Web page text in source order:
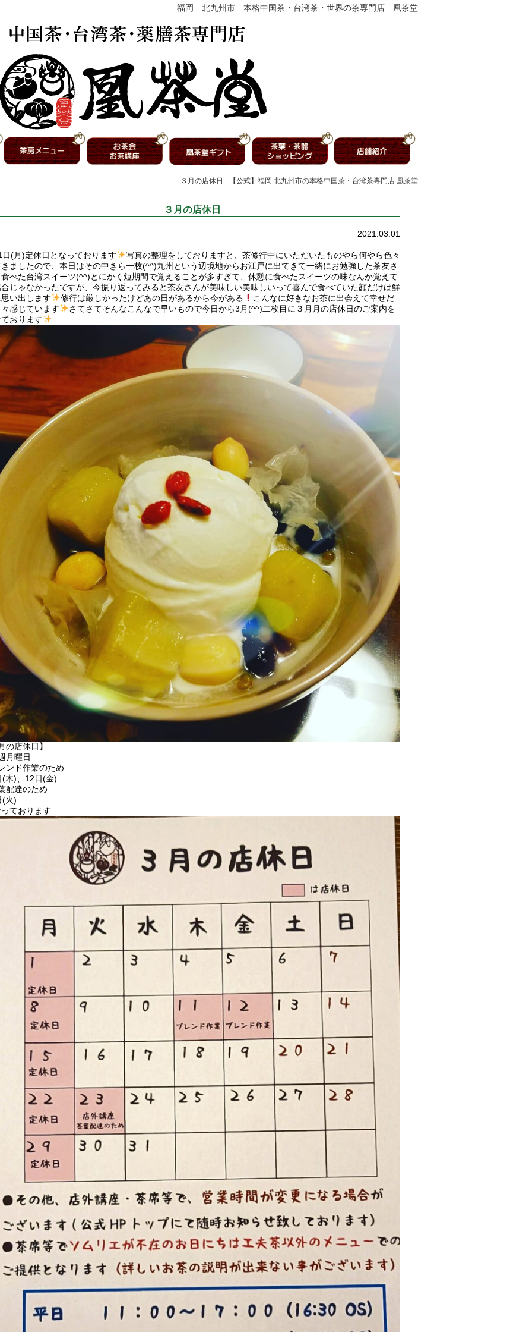
福岡 北九州市 本格中国茶・台湾茶・世界の茶専門店 凰茶堂
３月の店休日 - 【公式】福岡 北九州市の本格中国茶・台湾茶専門店 凰茶堂
３月の店休日
2021.03.01
日(月)定休日となっております
写真の整理をしておりますと、茶修行中にいただいたものやら何やら色々
ましたので、本日はその中きら一枚(^^)九州という辺境地からお江戸に出てきて一緒にお勉強した茶友さ
べた台湾スイーツ(^^)とにかく短期間で覚えることが多すぎて、休憩に食べたスイーツの味なんか覚えて
じゃなかったですが、今振り返ってみると茶友さんが美味しい美味しいって喜んで食べていた顔だけは鮮
い出します
修行は厳しかったけどあの日があるから今がある
こんなに好きなお茶に出会えて幸せだ
感じています
さてさてそんなこんなで早いもので今日から3月(^^)二枚目に３月月の店休日のご案内を
おります
の店休日】
月曜日
ンド作業のため
(木)、12日(金)
配達のため
(火)
ております